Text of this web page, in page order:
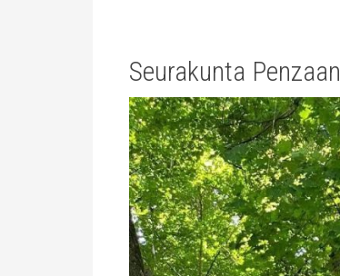
Seurakunta Penzaan